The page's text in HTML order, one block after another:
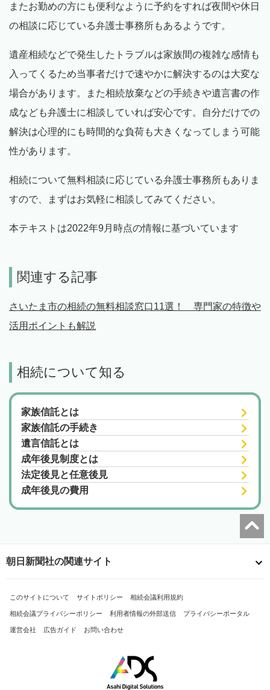
またお勤めの方にも便利なように予約をすれば夜間や休日
の相談に応じている弁護士事務所もあるようです。
遺産相続などで発生したトラブルは家族間の複雑な感情も
入ってくるため当事者だけで速やかに解決するのは大変な
場合があります。また相続放棄などの手続きや遺言書の作
成なども弁護士に相談していれば安心です。自分だけでの
解決は心理的にも時間的な負荷も大きくなってしまう可能
性があります。
相続について無料相談に応じている弁護士事務所もありま
すので、まずはお気軽に相談してみてください。
本テキストは2022年9月時点の情報に基づいています
関連する記事
さいたま市の相続の無料相談窓口11選！ 専門家の特徴や
活用ポイントも解説
相続について知る
家族信託とは
家族信託の手続き
遺言信託とは
成年後見制度とは
法定後見と任意後見
成年後見の費用
朝日新聞社の関連サイト
このサイトについて サイトポリシー 相続会議利用規約
相続会議プライバシーポリシー 利用者情報の外部送信 プライバシーポータル
運営会社 広告ガイド お問い合わせ